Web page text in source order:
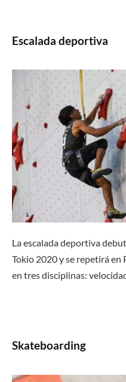
Escalada deportiva
La escalada deportiva
Tokio 2020 y se repetirá en
en tres disciplinas:
Skateboarding